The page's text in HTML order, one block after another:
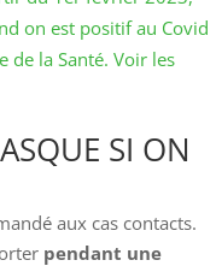
on est positif au Covid
de la Santé. Voir les
SI ON
aux cas contacts.
pendant une